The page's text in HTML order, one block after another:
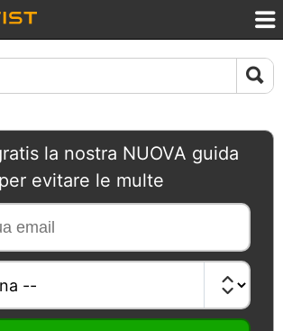
la nostra NUOVA guida
per evitare le multe